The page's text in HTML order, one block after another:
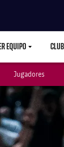
EQUIPO CLUB
Jugadores